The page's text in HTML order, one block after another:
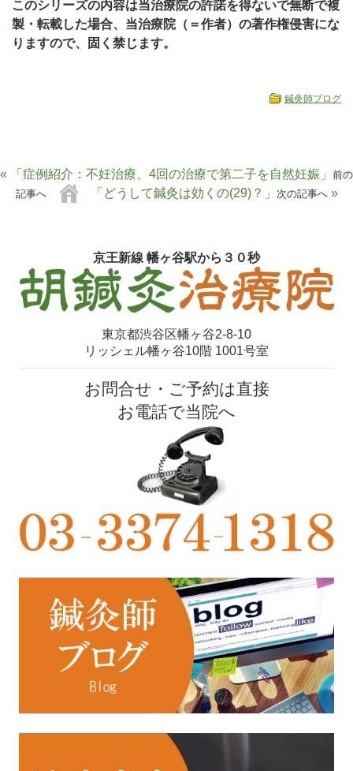
このシリーズの内容は当治療院の許諾を得ないで無断で複
製・転載した場合、当治療院（＝作者）の著作権侵害にな
りますので、固く禁じます。
鍼灸師ブログ
« 「症例紹介：不妊治療、4回の治療で第二子を自然妊娠」 前の
記事へ
「どうして鍼灸は効くの(29)？」 次の記事へ»
京王新線 幡ヶ谷駅から３０秒
東京都渋谷区幡ヶ谷2-8-10
リッシェル幡ヶ谷10階 1001号室
お問合せ・ご予約は直接
お電話で当院へ